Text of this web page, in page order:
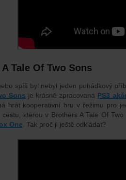
Tale Of Two Sons
spíš byl nebyl jeden pohádkový
Sons je krásně zpracovaná PS3
hrát kooperativní hru v řežimu pro
kterou v Brothers A Tale Of
One . Tak proč ji ještě odkládat?